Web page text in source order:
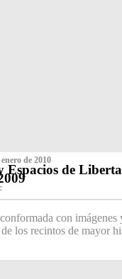
de 2010
Espacios de
con imágenes
los recintos de mayor